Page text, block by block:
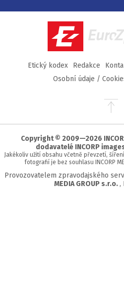
Facebook
Etický kodex Redakce
Osobní údaje /
Přejít
Copyright © 2009—2026
dodavatelé INCORP
Jakékoliv užití obsahu včetně převzetí,
fotografií je bez souhlasu INCORP
Provozovatelem zpravodajského
MEDIA GROUP s.r.o. ,